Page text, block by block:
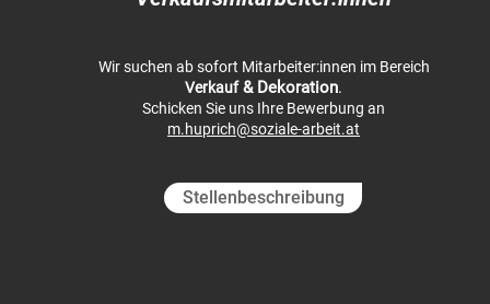
Wir suchen ab sofort Mitarbeiter:innen im Bereich
Verkauf& Dekoration.
Schicken Sie uns Ihre Bewerbung an
m.huprich@soziale-arbeit.at
Stellenbeschreibung